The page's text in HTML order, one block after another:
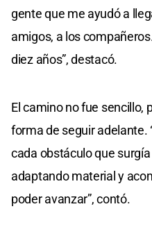
gente que me ayudó a
amigos, a los
diez años”, destacó.
El camino no fue sencillo,
forma de seguir adelante.
cada obstáculo que
adaptando material y
poder avanzar”, contó.